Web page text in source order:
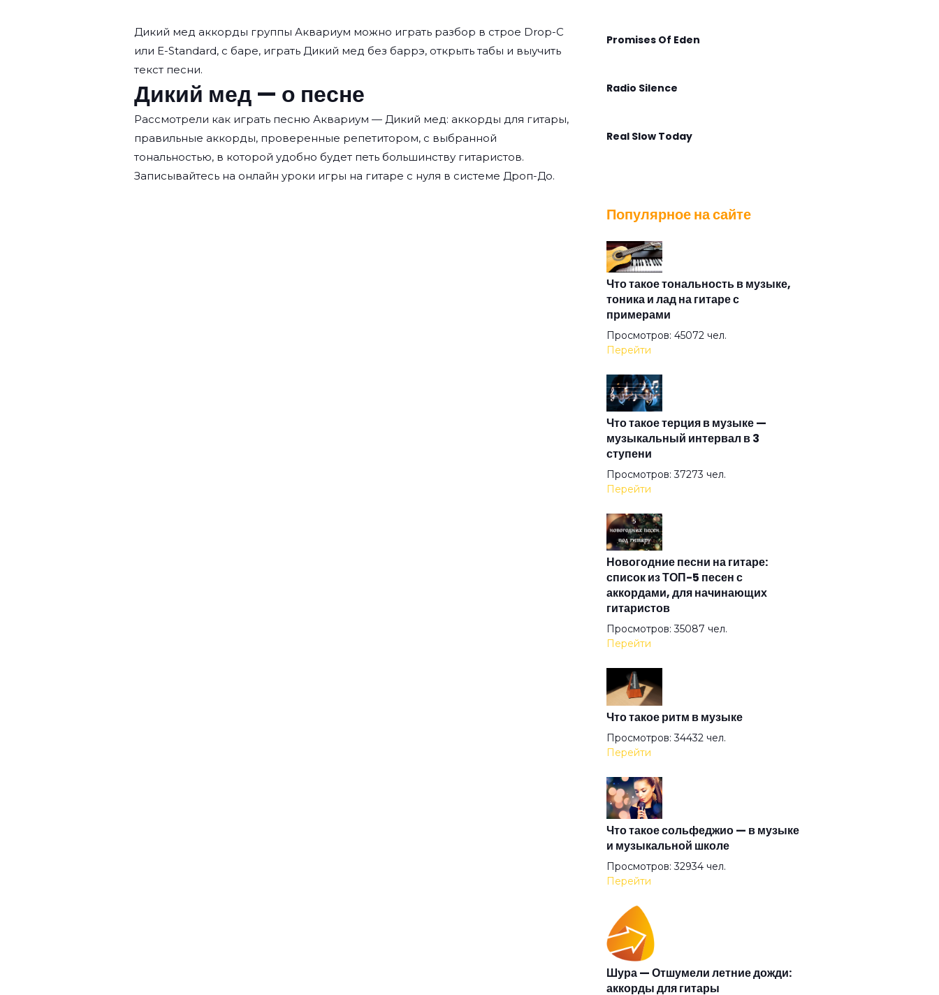
Дикий мед аккорды группы Аквариум можно играть разбор в строе Drop-C
или E-Standard, с баре, играть Дикий мед без баррэ, открыть табы и выучить
текст песни.
Дикий мед — о песне
Рассмотрели как играть песню Аквариум — Дикий мед: аккорды для гитары,
правильные аккорды, проверенные репетитором, с выбранной
тональностью, в которой удобно будет петь большинству гитаристов.
Записывайтесь на онлайн уроки игры на гитаре с нуля в системе Дроп-До.
Promises Of Eden
Radio Silence
Real Slow Today
The Angel Calling
The Postcard
The Time
The Wind
Under The Good Sun
Up In Smoke
Winter
XXII-й век
Аделаида
Акуна матата
Ангел всенародного похмелья
Ангел дождя
Ангел
Анютины глазки
Популярное на сайте
Что такое тональность в музыке,
тоника и лад на гитаре с
примерами
Просмотров: 45072 чел.
Перейти
Что такое терция в музыке —
музыкальный интервал в 3
ступени
Просмотров: 37273 чел.
Перейти
Новогодние песни на гитаре:
список из ТОП-5 песен с
аккордами, для начинающих
гитаристов
Просмотров: 35087 чел.
Перейти
Что такое ритм в музыке
Просмотров: 34432 чел.
Перейти
Что такое сольфеджио — в музыке
и музыкальной школе
Просмотров: 32934 чел.
Перейти
Шура — Отшумели летние дожди:
аккорды для гитары